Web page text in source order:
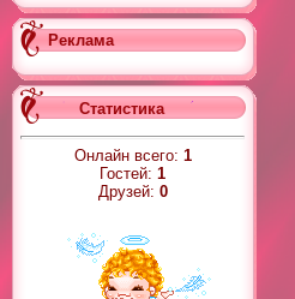
Реклама
Статистика
Онлайн всего: 1
Гостей: 1
Друзей: 0